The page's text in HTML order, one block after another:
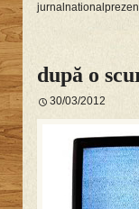
jurnalnational
după o
30/03/2012